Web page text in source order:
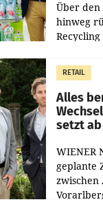
Über den
hinweg
Müller
Helden“
RETAIL
Alles
setzt ab
WIENER
geplante
zwischen